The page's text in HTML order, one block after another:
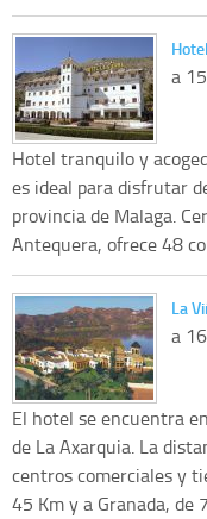
a
Hotel tranquilo y
es ideal para disfrutar
provincia de Malaga.
Antequera, ofrece 48
La
a
El hotel se encuentra
de La Axarquia. La
centros comerciales y
45 Km y a Granada, de